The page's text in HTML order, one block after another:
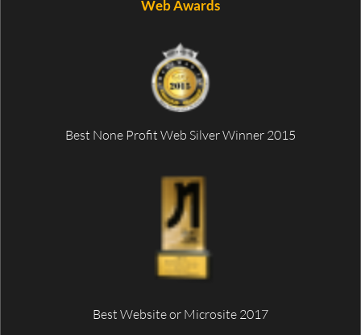
Web Awards
Best None Profit Web Silver Winner 2015
Best Website or Microsite 2017